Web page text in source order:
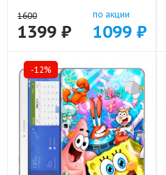
1600
1399 ₽
по акции
1099 ₽
-12%